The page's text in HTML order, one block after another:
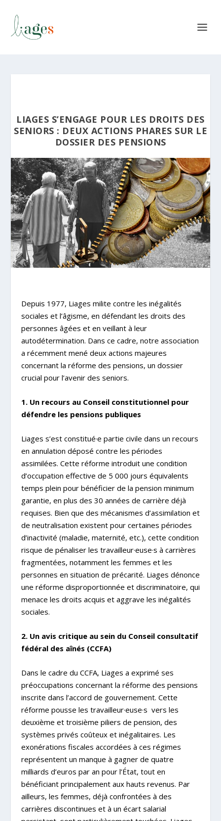
LIAGES S’ENGAGE POUR LES DROITS DES
SENIORS : DEUX ACTIONS PHARES SUR LE
DOSSIER DES PENSIONS
Depuis 1977, Liages milite contre les inégalités
sociales et l’âgisme, en défendant les droits des
personnes âgées et en veillant à leur
autodétermination. Dans ce cadre, notre association
a récemment mené deux actions majeures
concernant la réforme des pensions, un dossier
crucial pour l’avenir des seniors.
1. Un recours au Conseil constitutionnel pour
défendre les pensions publiques
Liages s’est constitué·e partie civile dans un recours
en annulation déposé contre les périodes
assimilées. Cette réforme introduit une condition
d’occupation effective de 5 000 jours équivalents
temps plein pour bénéficier de la pension minimum
garantie, en plus des 30 années de carrière déjà
requises. Bien que des mécanismes d’assimilation et
de neutralisation existent pour certaines périodes
d’inactivité (maladie, maternité, etc.), cette condition
risque de pénaliser les travailleur·euse·s à carrières
fragmentées, notamment les femmes et les
personnes en situation de précarité. Liages dénonce
une réforme disproportionnée et discriminatoire, qui
menace les droits acquis et aggrave les inégalités
sociales.
2. Un avis critique au sein du Conseil consultatif
fédéral des aînés (CCFA)
Dans le cadre du CCFA, Liages a exprimé ses
préoccupations concernant la réforme des pensions
inscrite dans l’accord de gouvernement. Cette
réforme pousse les travailleur·euse·s vers les
deuxième et troisième piliers de pension, des
systèmes privés coûteux et inégalitaires. Les
exonérations fiscales accordées à ces régimes
représentent un manque à gagner de quatre
milliards d’euros par an pour l’État, tout en
bénéficiant principalement aux hauts revenus. Par
ailleurs, les femmes, déjà confrontées à des
carrières discontinues et à un écart salarial